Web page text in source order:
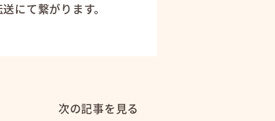
にて繋がります。
次の記事を見る